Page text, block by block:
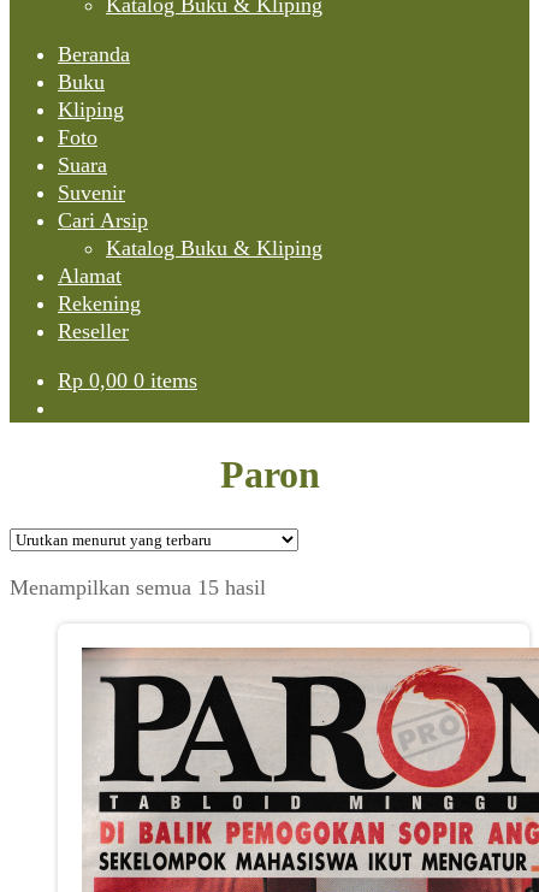
Katalog Buku & Kliping
Beranda
Buku
Kliping
Foto
Suara
Suvenir
Cari Arsip
Katalog Buku & Kliping
Alamat
Rekening
Reseller
Rp 0,00 0 items
Paron
Menampilkan semua 15 hasil
yang
terbaru